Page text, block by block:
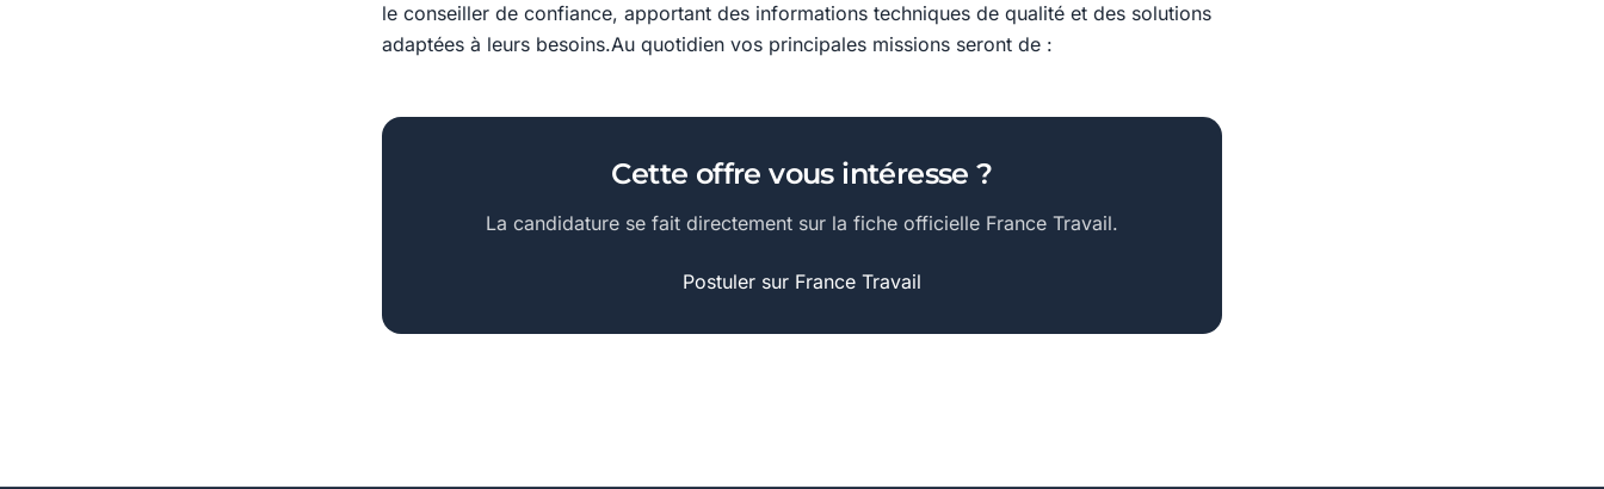
le conseiller de confiance, apportant des informations techniques de qualité et des solutions
adaptées à leurs besoins.Au quotidien vos principales missions seront de :
Cette offre vous intéresse ?
La candidature se fait directement sur la fiche officielle France Travail.
Postuler sur France Travail